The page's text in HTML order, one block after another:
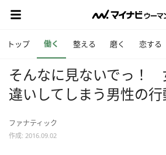
トップ 働く 整える 磨く 恋する
そんなに見ないでっ！
違いしてしまう男性の行
ファナティック
作成: 2016.09.02